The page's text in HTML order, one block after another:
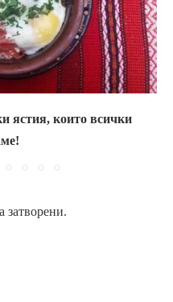
ястия, които всички
затворени.